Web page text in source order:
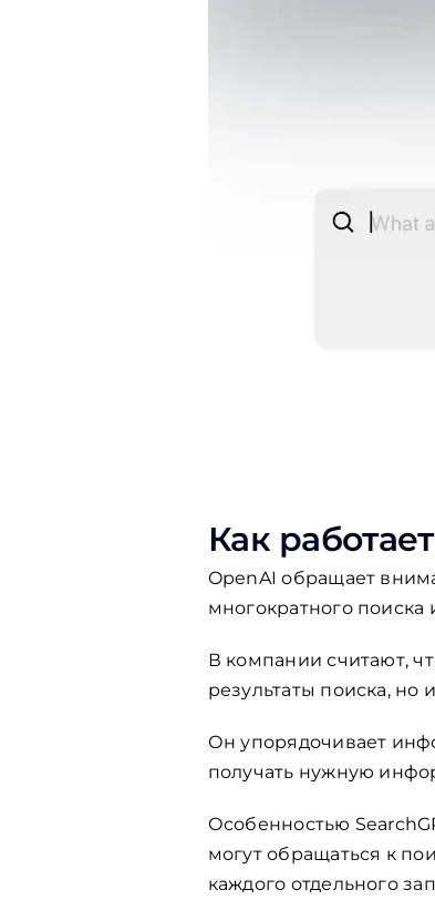
Как
OpenAI обращает
многократного
В компании считают,
результаты поиска,
Он упорядочивает
получать нужную
Особенностью
могут обращаться к
каждого отдельного